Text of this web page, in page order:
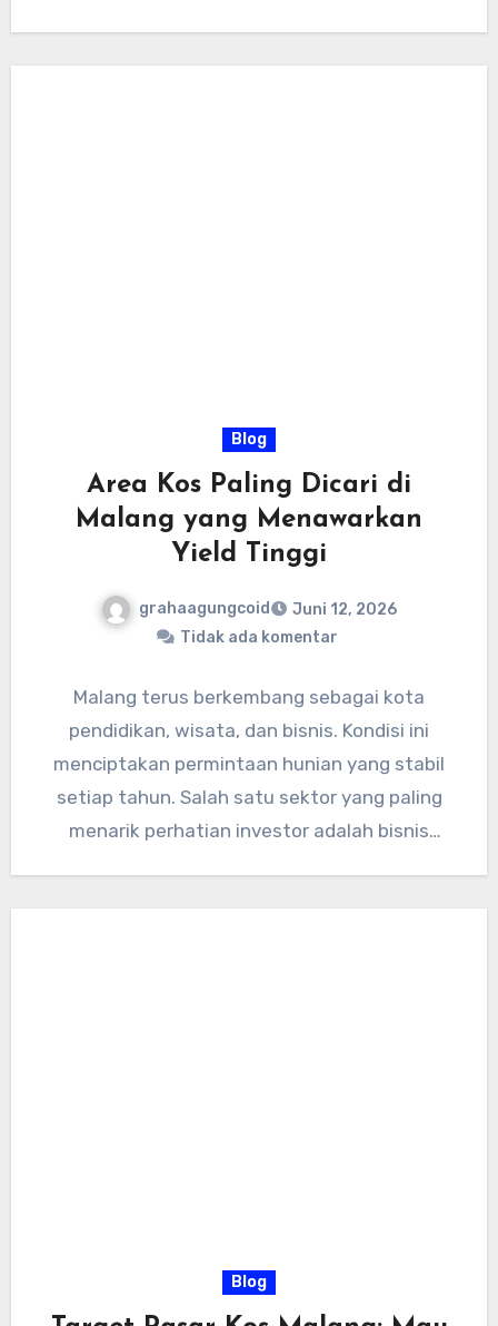
Blog
Area Kos Paling Dicari di
Malang yang Menawarkan
Yield Tinggi
grahaagungcoid
Juni 12, 2026
Tidak ada komentar
Malang terus berkembang sebagai kota
pendidikan, wisata, dan bisnis. Kondisi ini
menciptakan permintaan hunian yang stabil
setiap tahun. Salah satu sektor yang paling
menarik perhatian investor adalah bisnis
Blog